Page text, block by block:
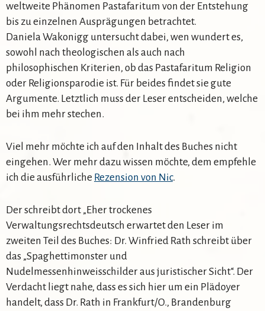
weltweite Phänomen Pastafaritum von der Entstehung
bis zu einzelnen Ausprägungen betrachtet.
Daniela Wakonigg untersucht dabei, wen wundert es,
sowohl nach theologischen als auch nach
philosophischen Kriterien, ob das Pastafaritum Religion
oder Religionsparodie ist. Für beides findet sie gute
Argumente. Letztlich muss der Leser entscheiden, welche
bei ihm mehr stechen.
Viel mehr möchte ich auf den Inhalt des Buches nicht
eingehen. Wer mehr dazu wissen möchte, dem empfehle
ich die ausführliche Rezension von Nic.
Der schreibt dort „Eher trockenes
Verwaltungsrechtsdeutsch erwartet den Leser im
zweiten Teil des Buches: Dr. Winfried Rath schreibt über
das „Spaghettimonster und
Nudelmessenhinweisschilder aus juristischer Sicht“. Der
Verdacht liegt nahe, dass es sich hier um ein Plädoyer
handelt, dass Dr. Rath in Frankfurt/O., Brandenburg